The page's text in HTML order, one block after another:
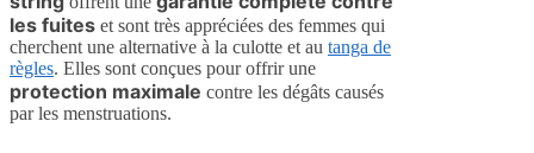
les fuites et sont très appréciées des femmes qui
cherchent une alternative à la culotte et au tanga de
règles. Elles sont conçues pour offrir une
protection maximale contre les dégâts causés
par les menstruations.